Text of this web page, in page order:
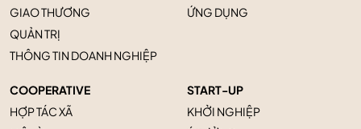
GIAO THƯƠNG
QUẢN TRỊ
THÔNG TIN DOANH NGHIỆP
ỨNG DỤNG
COOPERATIVE
HỢP TÁC XÃ
START-UP
KHỞI NGHIỆP